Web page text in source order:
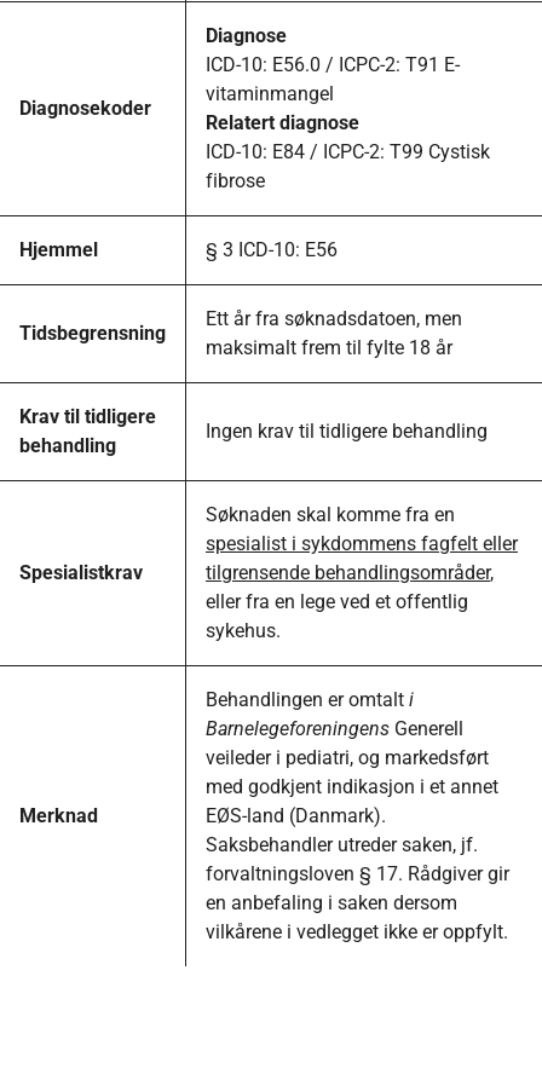
Diagnosekoder
Diagnose
ICD-10: E56.0 / ICPC-2: T91 E-
vitaminmangel
Relatert diagnose
ICD-10: E84 / ICPC-2: T99 Cystisk
fibrose
Hjemmel § 3 ICD-10: E56
Tidsbegrensning
Ett år fra søknadsdatoen, men
maksimalt frem til fylte 18 år
Krav til tidligere
behandling
Ingen krav til tidligere behandling
Spesialistkrav
Søknaden skal komme fra en
spesialist i sykdommens fagfelt eller
tilgrensende behandlingsområder,
eller fra en lege ved et offentlig
sykehus.
Merknad
Behandlingen er omtalt i
Barnelegeforeningens Generell
veileder i pediatri, og markedsført
med godkjent indikasjon i et annet
EØS-land (Danmark).
Saksbehandler utreder saken, jf.
forvaltningsloven § 17. Rådgiver gir
en anbefaling i saken dersom
vilkårene i vedlegget ikke er oppfylt.